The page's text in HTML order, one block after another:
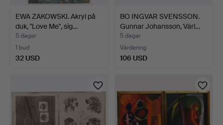
EWA ZAKOWSKI. Akryl på
duk, "Love Me", sig…
5 dagar
1 bud
32 USD
BO INGVAR SVENSSON.
Gunnar Johansson, Värl…
5 dagar
Värdering
106 USD